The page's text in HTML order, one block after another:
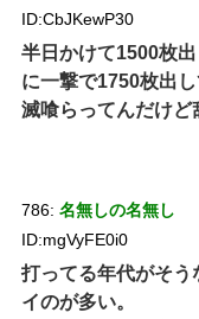
ID:CbJKewP30
半日かけて1500枚
に一撃で1750枚出
滅喰らってんだけど
786: 名無しの名無し
ID:mgVyFE0i0
打ってる年代がそう
イのが多い。